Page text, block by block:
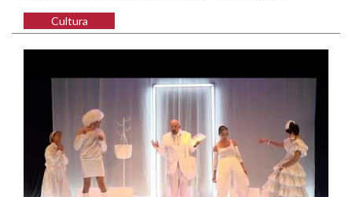
Cultura